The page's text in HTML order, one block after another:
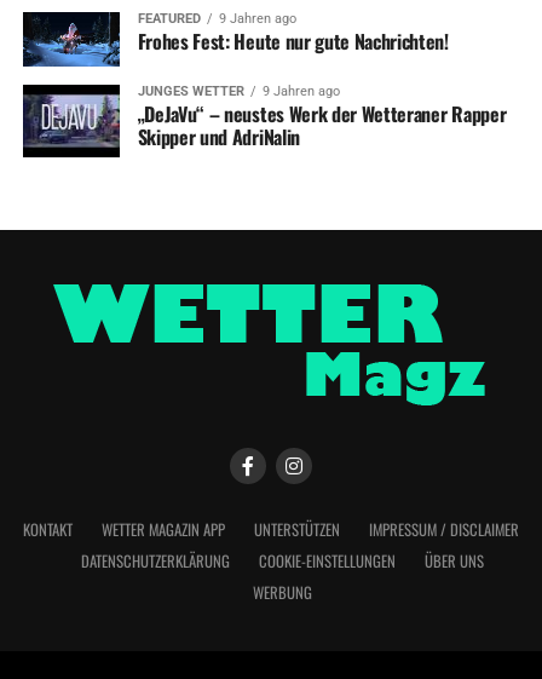
FEATURED 9 Jahren ago
Frohes Fest: Heute nur gute Nachrichten!
JUNGES WETTER 9 Jahren ago
„DeJaVu“ – neustes Werk der Wetteraner Rapper
Skipper und AdriNalin
KONTAKT WETTER MAGAZIN APP UNTERSTÜTZEN
IMPRESSUM / DISCLAIMER
DATENSCHUTZERKLÄRUNG
COOKIE-EINSTELLUNGEN
ÜBER UNS
WERBUNG